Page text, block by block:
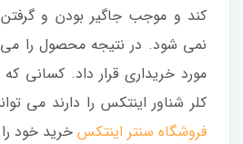
کند و موجب جاگیر بودن و
نمی شود. در نتیجه محصول را می
مورد خریداری قرار داد. کسانی
کلر شناور اینتکس را دارند می
فروشگاه سنتر اینتکس خرید خود